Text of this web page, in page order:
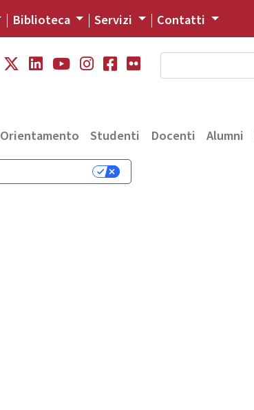
Biblioteca Servizi Contatti
Orientamento Studenti Docenti Alumni